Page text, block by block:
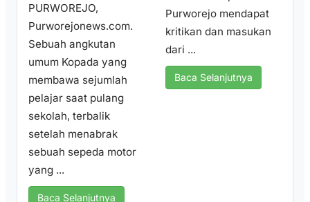
PURWOREJO,
Purworejonews.com.
Sebuah angkutan
umum Kopada yang
membawa sejumlah
pelajar saat pulang
sekolah, terbalik
setelah menabrak
sebuah sepeda motor
yang ...
Baca Selanjutnya
Purworejo mendapat
kritikan dan masukan
dari ...
Baca Selanjutnya